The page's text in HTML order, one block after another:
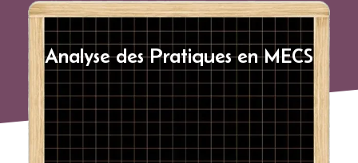
Analyse des Pratiques en MECS